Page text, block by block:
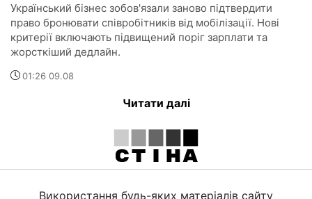
Український бізнес зобов'язали заново підтвердити
право бронювати співробітників від мобілізації. Нові
критерії включають підвищений поріг зарплати та
жорсткіший дедлайн.
01:26 09.08
Читати далі
Використання будь-яких матеріалів сайту